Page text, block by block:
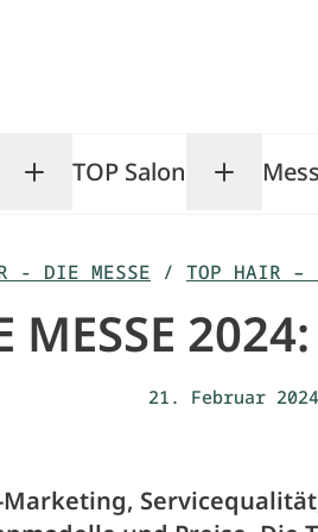
Toggle Magazin submenu
TOP Salon Toggle
- DIE MESSE / TOP HAIR –
MESSE
21. Februar 2024
Marketing,